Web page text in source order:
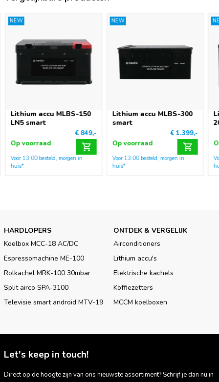
NEW
Lithium accu MLBS-150
LN5 smart
€ 849,-
Op voorraad
Voor 13:00 besteld, morgen in
huis*
NEW
Lithium accu MLBS-300
smart
€ 1.399,-
Op voorraad
Voor 13:00 besteld, morgen in
huis*
HARDLOPERS
Koelbox MCC-18 AC/DC
Espressomachine ME-100
Rolkachel MRK-100 30mbar
Split airco SPA-3100
Televisie smart android MTV-19
ONTDEK & VERGELIJK
Airconditioners
Lithium accu's
Elektrische kachels
Koffiezetters
MCCM koelboxen
Let's keep in touch!
Direct op de hoogte zijn van ons nieuwste assortiment? Schrijf je dan nu in